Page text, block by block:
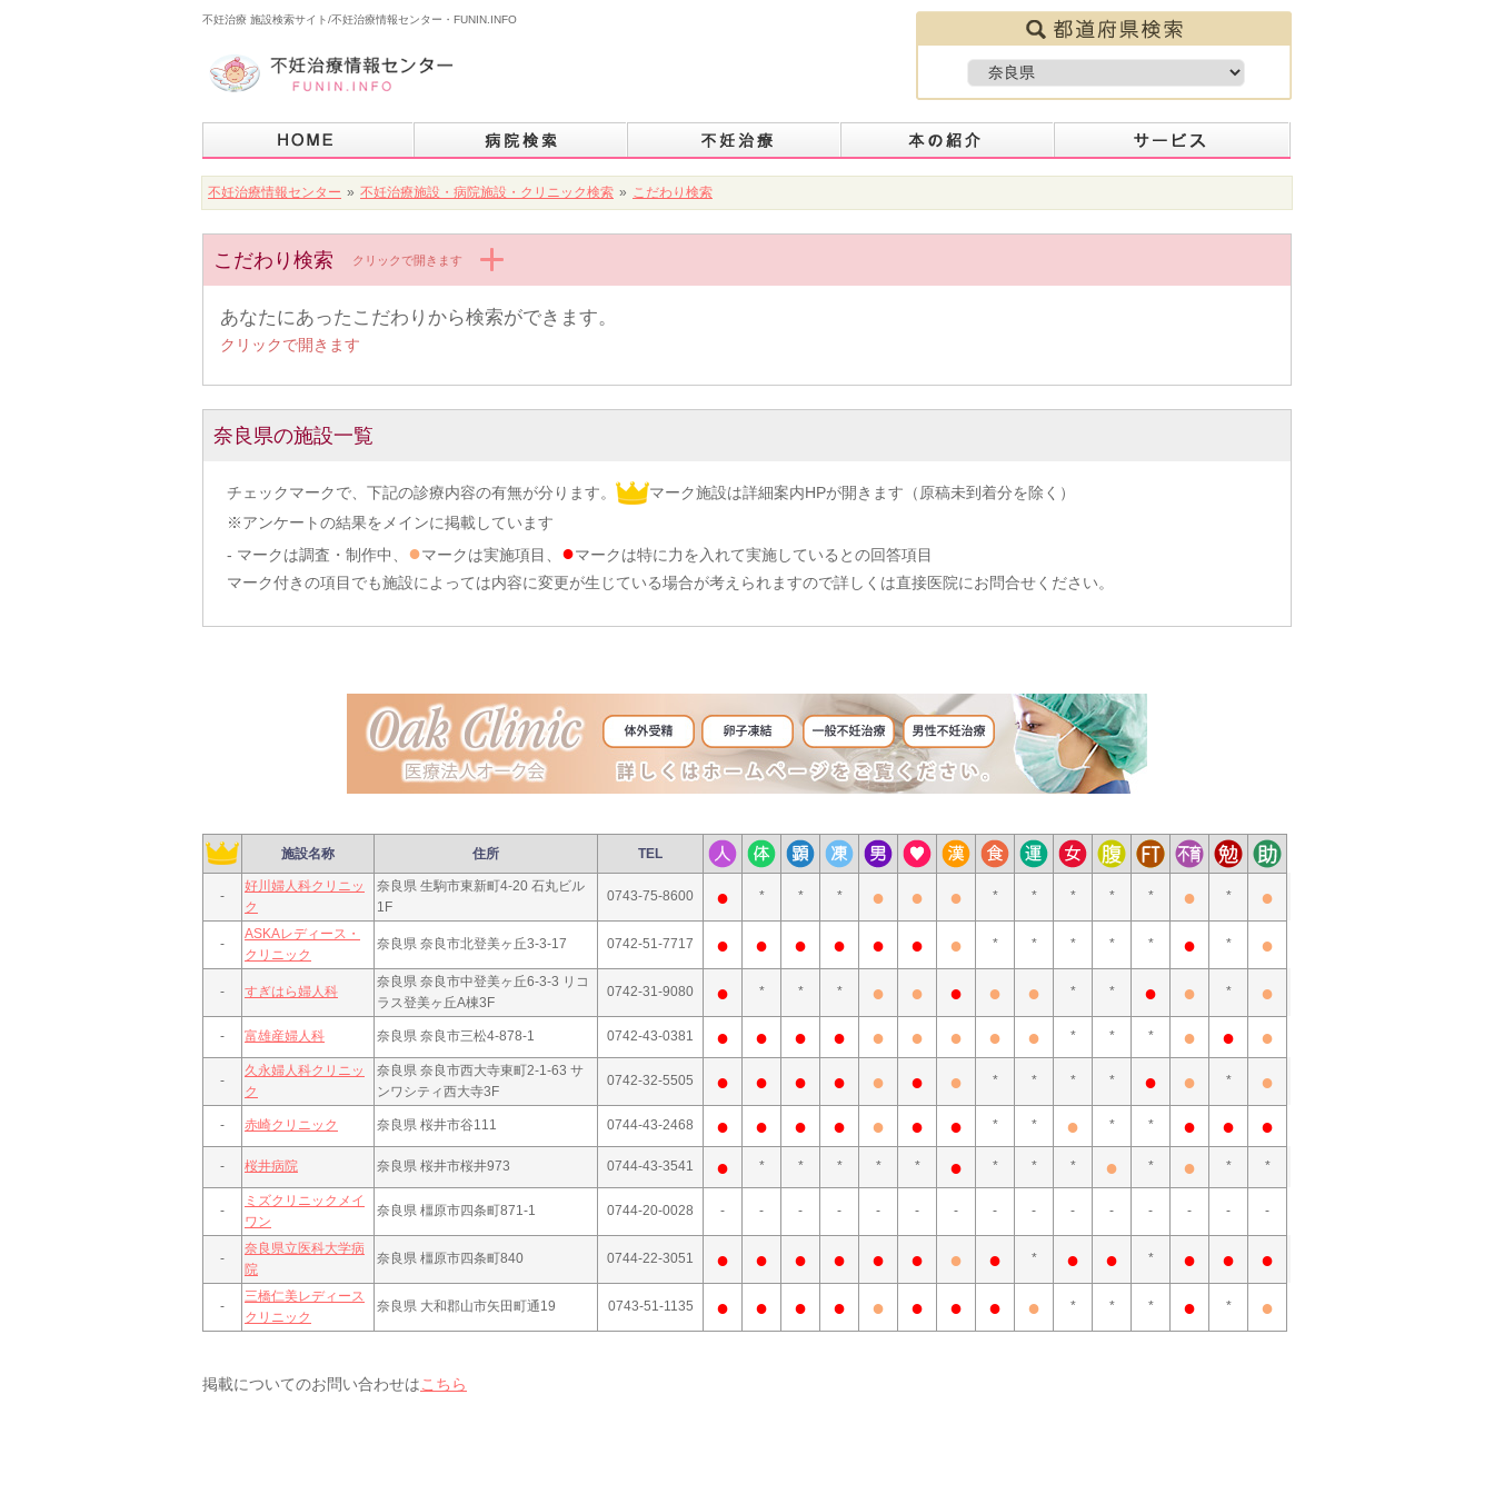
不妊治療 施設検索サイト/不妊治療情報センター・FUNIN.INFO
不妊治療情報センター » 不妊治療施設・病院施設・クリニック検索 » こだわり検索
こだわり検索 クリックで開きます
あなたにあったこだわりから検索ができます。
クリックで開きます
奈良県の施設一覧
チェックマークで、下記の診療内容の有無が分ります。
マーク施設は詳細案内HPが開きます（原稿未到着分を除く）
※アンケートの結果をメインに掲載しています
- マークは調査・制作中、 ●マークは実施項目、 ●マークは特に力を入れて実施しているとの回答項目
マーク付きの項目でも施設によっては内容に変更が生じている場合が考えられますので詳しくは直接医院にお問合せください。
施設名称 住所 TEL
-
好川婦人科クリニッ
ク
奈良県 生駒市東新町4-20 石丸ビル
1F
0743-75-8600 ● * * * ● ● ● * * * * * ● * ●
-
ASKAレディース・
クリニック
奈良県 奈良市北登美ヶ丘3-3-17 0742-51-7717 ● ● ● ● ● ● ● * * * * * ● * ●
- すぎはら婦人科
奈良県 奈良市中登美ヶ丘6-3-3 リコ
ラス登美ヶ丘A棟3F
0742-31-9080 ● * * * ● ● ● ● ● * * ● ● * ●
- 富雄産婦人科 奈良県 奈良市三松4-878-1 0742-43-0381 ● ● ● ● ● ● ● ● ● * * * ● ● ●
-
久永婦人科クリニッ
ク
奈良県 奈良市西大寺東町2-1-63 サ
ンワシティ西大寺3F
0742-32-5505 ● ● ● ● ● ● ● * * * * ● ● * ●
- 赤崎クリニック 奈良県 桜井市谷111 0744-43-2468 ● ● ● ● ● ● ● * * ● * * ● ● ●
- 桜井病院 奈良県 桜井市桜井973 0744-43-3541 ● * * * * * ● * * * ● * ● * *
-
ミズクリニックメイ
ワン
奈良県 橿原市四条町871-1 0744-20-0028 - - - - - - - - - - - - - - -
-
奈良県立医科大学病
院
奈良県 橿原市四条町840 0744-22-3051 ● ● ● ● ● ● ● ● * ● ● * ● ● ●
-
三橋仁美レディース
クリニック
奈良県 大和郡山市矢田町通19 0743-51-1135 ● ● ● ● ● ● ● ● ● * * * ● * ●
掲載についてのお問い合わせはこちら